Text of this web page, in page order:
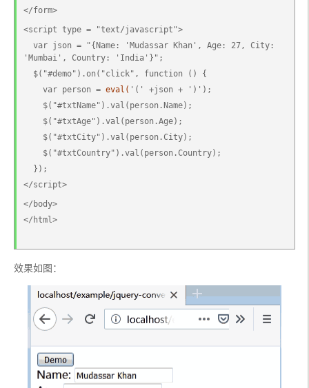
</form>
<script type = "text/javascript">
var json = "{Name: 'Mudassar Khan', Age: 27, City:
'Mumbai', Country: 'India'}";
$("#demo").on("click", function () {
var person = eval( '(' +json + ')');
$("#txtName").val(person.Name);
$("#txtAge").val(person.Age);
$("#txtCity").val(person.City);
$("#txtCountry").val(person.Country);
});
</script>
</body>
</html>
效果如图：